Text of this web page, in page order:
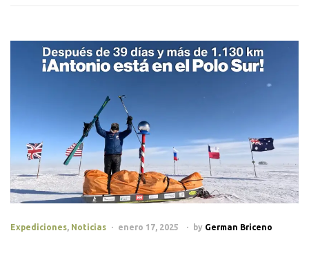
Categories
Expediciones, Noticias enero 17, 2025 by German Briceno